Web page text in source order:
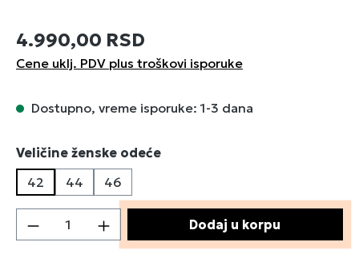
4.990,00 RSD
Cene uklj. PDV plus troškovi isporuke
Dostupno, vreme isporuke: 1-3 dana
Izaberi
Veličine ženske odeće
42
44 46
Količina proizvoda: Unesite željenu
Dodaj u korpu